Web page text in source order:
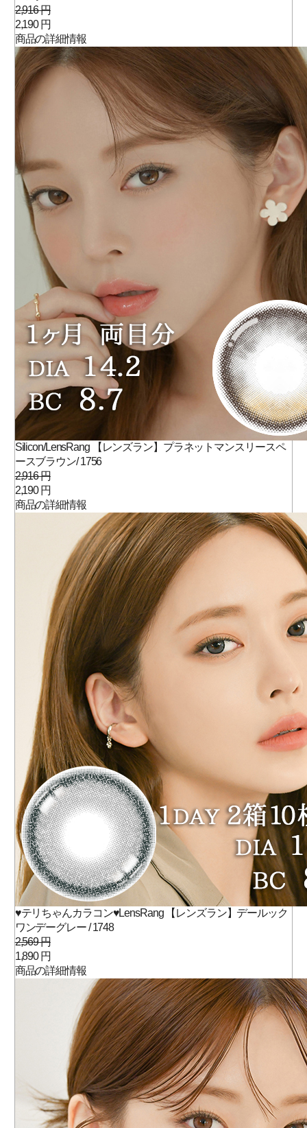
2,916 円
2,190 円
商品の詳細情報
Silicon/LensRang 【レンズラン】プラネットマンスリースペ
ースブラウン/ 1756
2,916 円
2,190 円
商品の詳細情報
♥テリちゃんカラコン♥LensRang 【レンズラン】デールック
ワンデーグレー / 1748
2,569 円
1,890 円
商品の詳細情報